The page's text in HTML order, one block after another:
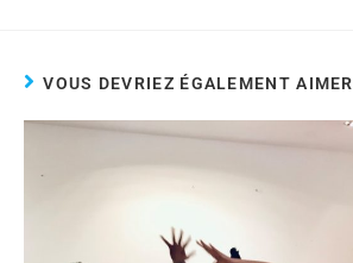
VOUS DEVRIEZ ÉGALEMENT AIMER